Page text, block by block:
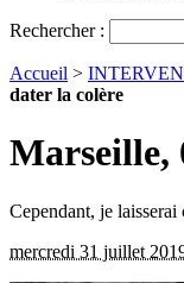
Rechercher :
Accueil >
dater la colère
Marseille,
Cependant, je laisserai
mercredi 31 juillet